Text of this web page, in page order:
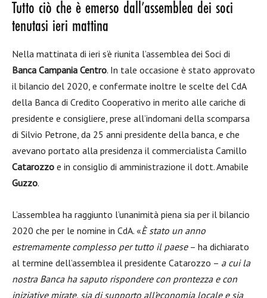
Tutto ciò che è emerso dall’assemblea dei soci
tenutasi ieri mattina
Nella mattinata di ieri s’è riunita l’assemblea dei Soci di
Banca Campania Centro. In tale occasione è stato approvato
il bilancio del 2020, e confermate inoltre le scelte del CdA
della Banca di Credito Cooperativo in merito alle cariche di
presidente e consigliere, prese all’indomani della scomparsa
di Silvio Petrone, da 25 anni presidente della banca, e che
avevano portato alla presidenza il commercialista Camillo
Catarozzo e in consiglio di amministrazione il dott. Amabile
Guzzo.
L’assemblea ha raggiunto l’unanimità piena sia per il bilancio
2020 che per le nomine in CdA. «È stato un anno
estremamente complesso per tutto il paese– ha dichiarato
al termine dell’assemblea il presidente Catarozzo – a cui la
nostra Banca ha saputo rispondere con prontezza e con
iniziative mirate, sia di supporto all’economia locale e sia